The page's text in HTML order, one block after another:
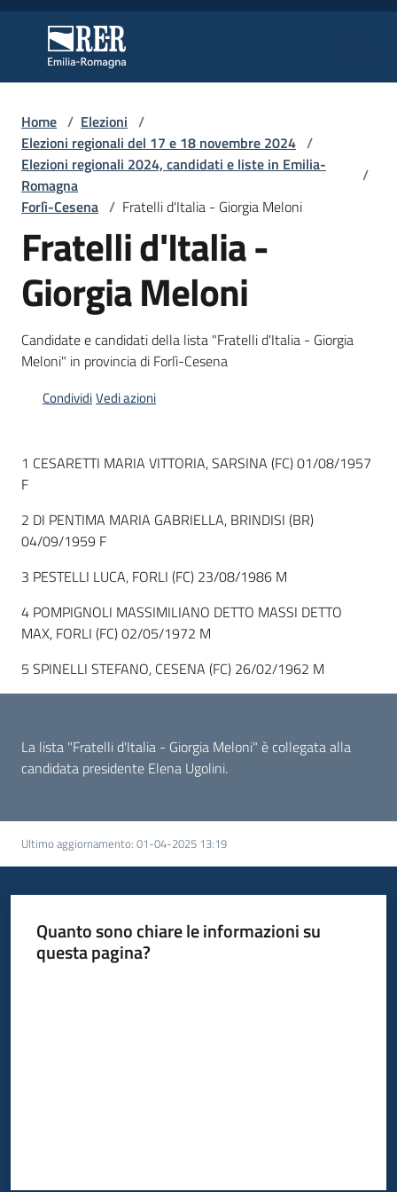
Regione Emilia-Romagna
Regione Emilia-Romagna
Regione
Novità
Servizi
Atti
Bandi
Campagne
di
Seguici
su
Home / Elezioni /
Elezioni regionali del 17 e 18 novembre 2024 /
Elezioni regionali 2024, candidati e liste in Emilia-
Romagna
/
Forlì-Cesena / Fratelli d'Italia - Giorgia Meloni
Fratelli d'Italia -
Giorgia Meloni
Candidate e candidati della lista "Fratelli d'Italia - Giorgia
Meloni" in provincia di Forlì-Cesena
CondividiVedi azioni
1 CESARETTI MARIA VITTORIA, SARSINA (FC) 01/08/1957
F
2 DI PENTIMA MARIA GABRIELLA, BRINDISI (BR)
04/09/1959 F
3 PESTELLI LUCA, FORLI (FC) 23/08/1986 M
4 POMPIGNOLI MASSIMILIANO DETTO MASSI DETTO
MAX, FORLI (FC) 02/05/1972 M
5 SPINELLI STEFANO, CESENA (FC) 26/02/1962 M
La lista "Fratelli d'Italia - Giorgia Meloni" è collegata alla
candidata presidente Elena Ugolini.
Ultimo aggiornamento: 01-04-2025 13:19
Quanto sono chiare le informazioni su
questa pagina?